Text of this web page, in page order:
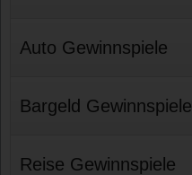
Auto Gewinnspiele
Bargeld Gewinnspiele
Reise Gewinnspiele